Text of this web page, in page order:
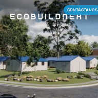
CONTÁCTANOS